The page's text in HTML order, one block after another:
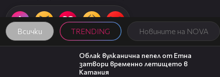
Всички TRENDING Новините на NOVA
03:48
Облак вулканична пепел от Етна
затвори временно летището в
Катания